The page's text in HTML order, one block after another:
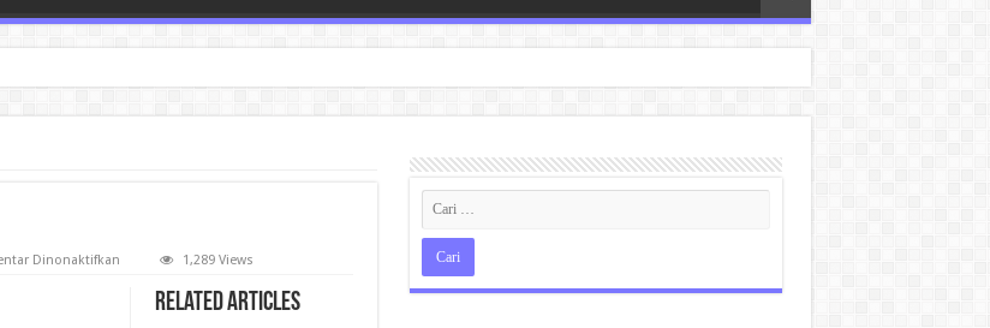
Dinonaktifkanpada
Malang
1,289 Views
Related Articles